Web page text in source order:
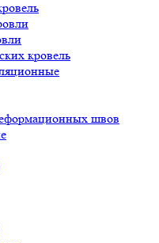
кровель
швов